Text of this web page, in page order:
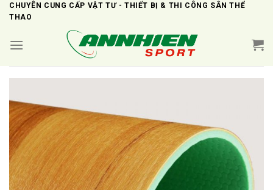
SkipCHUYÊN CUNG CẤP VẬT TƯ - THIẾT BỊ & THI CÔNG SÂN THỂ
THAO